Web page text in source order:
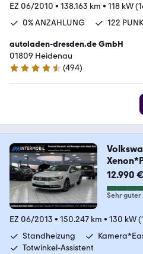
EZ 06/2010 • 138.163 km • 118 kW
0% ANZAHLUNG
122
autoladen-dresden.de GmbH
01809 Heidenau
4.5 Sterne
(494)
HZ
12.990 €
Sehr guter
EZ 06/2013 • 150.247 km • 130 kW
Standheizung
Totwinkel-Assistent